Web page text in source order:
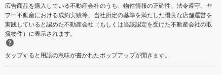
広告商品を購入している不動産会社のうち、物件情報の正確性、法令遵守、ヤ
フー不動産における成約実績等、当社所定の基準を満たした優良な店舗運営を
実践していると認めた不動産会社（もしくは当該認定を受けた不動産会社の取
扱物件）に表示されます。
タップすると用語の意味が書かれたポップアップが開きます。